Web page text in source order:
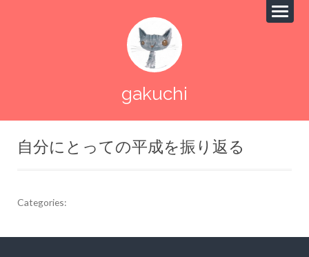
gakuchi
自分にとっての平成を振り返る
Categories: